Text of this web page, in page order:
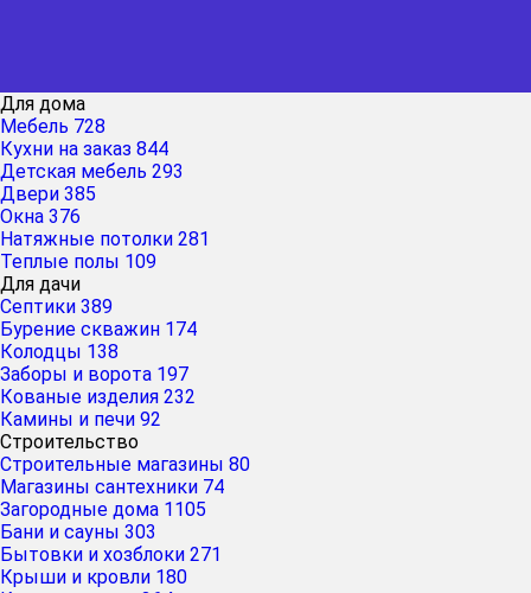
Для дома
Мебель 728
Кухни на заказ 844
Детская мебель 293
Двери 385
Окна 376
Натяжные потолки 281
Теплые полы 109
Для дачи
Септики 389
Бурение скважин 174
Колодцы 138
Заборы и ворота 197
Кованые изделия 232
Камины и печи 92
Строительство
Строительные магазины 80
Магазины сантехники 74
Загородные дома 1105
Бани и сауны 303
Бытовки и хозблоки 271
Крыши и кровли 180